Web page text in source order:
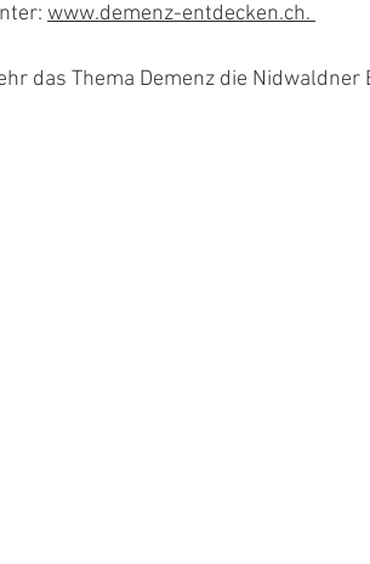
www.demenz-entdecken.ch.
das Thema Demenz die Nidwaldner